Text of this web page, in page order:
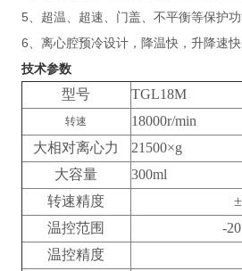
5、超温、超速、门盖、不平衡等保护
6、离心腔预冷设计，降温快，升降速
技术参数
型号 TGL18M
转速
18000r/min
大相对离心力
21500×g
大容量
300ml
转速精度
温控范围
-
温控精度